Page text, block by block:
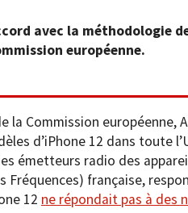
avec la méthodologie
européenne.
la Commission européenne,
d’iPhone 12 dans toute
émetteurs radio des
Fréquences) française,
12 ne répondait pas à des